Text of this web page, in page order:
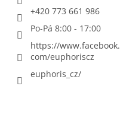
+420 773 661 986
Po-Pá 8:00 - 17:00
https://www.facebook.
com/euphoriscz
euphoris_cz/